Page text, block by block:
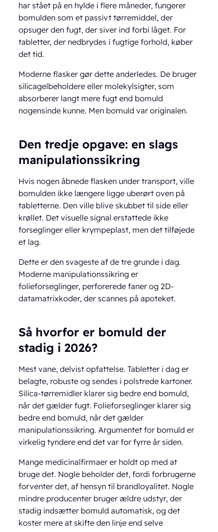
har stået på en hylde i flere måneder, fungerer
bomulden som et passivt tørremiddel, der
opsuger den fugt, der siver ind forbi låget. For
tabletter, der nedbrydes i fugtige forhold, køber
det tid.
Moderne flasker gør dette anderledes. De bruger
silicagelbeholdere eller molekylsigter, som
absorberer langt mere fugt end bomuld
nogensinde kunne. Men bomuld var originalen.
Den tredje opgave: en slags
manipulationssikring
Hvis nogen åbnede flasken under transport, ville
bomulden ikke længere ligge uberørt oven på
tabletterne. Den ville blive skubbet til side eller
krøllet. Det visuelle signal erstattede ikke
forseglinger eller krympeplast, men det tilføjede
et lag.
Dette er den svageste af de tre grunde i dag.
Moderne manipulationssikring er
folieforseglinger, perforerede faner og 2D-
datamatrixkoder, der scannes på apoteket.
Så hvorfor er bomuld der
stadig i 2026?
Mest vane, delvist opfattelse. Tabletter i dag er
belagte, robuste og sendes i polstrede kartoner.
Silica-tørremidler klarer sig bedre end bomuld,
når det gælder fugt. Folieforseglinger klarer sig
bedre end bomuld, når det gælder
manipulationssikring. Argumentet for bomuld er
virkelig tyndere end det var for fyrre år siden.
Mange medicinalfirmaer er holdt op med at
bruge det. Nogle beholder det, fordi forbrugerne
forventer det, af hensyn til brandloyalitet. Nogle
mindre producenter bruger ældre udstyr, der
stadig indsætter bomuld automatisk, og det
koster mere at skifte den linje end selve